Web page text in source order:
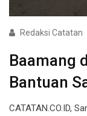
Redaksi Catatan
Baamang
Bantuan
CATATAN.CO.ID,